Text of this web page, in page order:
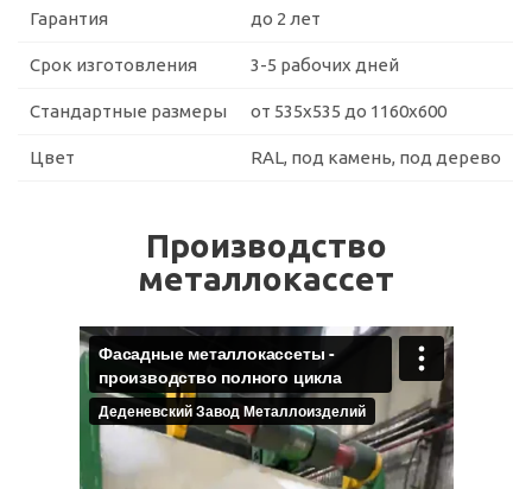
Гарантия до 2 лет
Срок изготовления 3-5 рабочих дней
Стандартные размеры от 535х535 до 1160х600
Цвет RAL, под камень, под дерево
Производство
металлокассет